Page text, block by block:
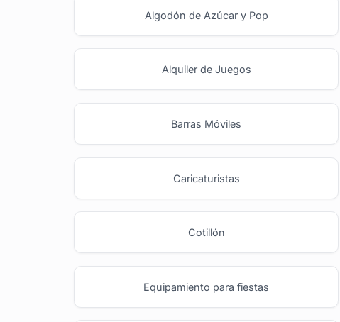
Algodón de Azúcar y Pop
Alquiler de Juegos
Barras Móviles
Caricaturistas
Cotillón
Equipamiento para fiestas